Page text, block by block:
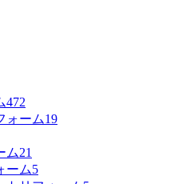
472
ォーム19
ム21
ーム5